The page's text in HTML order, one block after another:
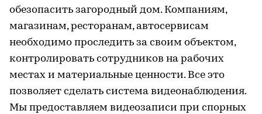
обезопасить загородный дом. Компаниям,
магазинам, ресторанам, автосервисам
необходимо проследить за своим объектом,
контролировать сотрудников на рабочих
местах и материальные ценности. Все это
позволяет сделать система видеонаблюдения.
Мы предоставляем видеозаписи при спорных